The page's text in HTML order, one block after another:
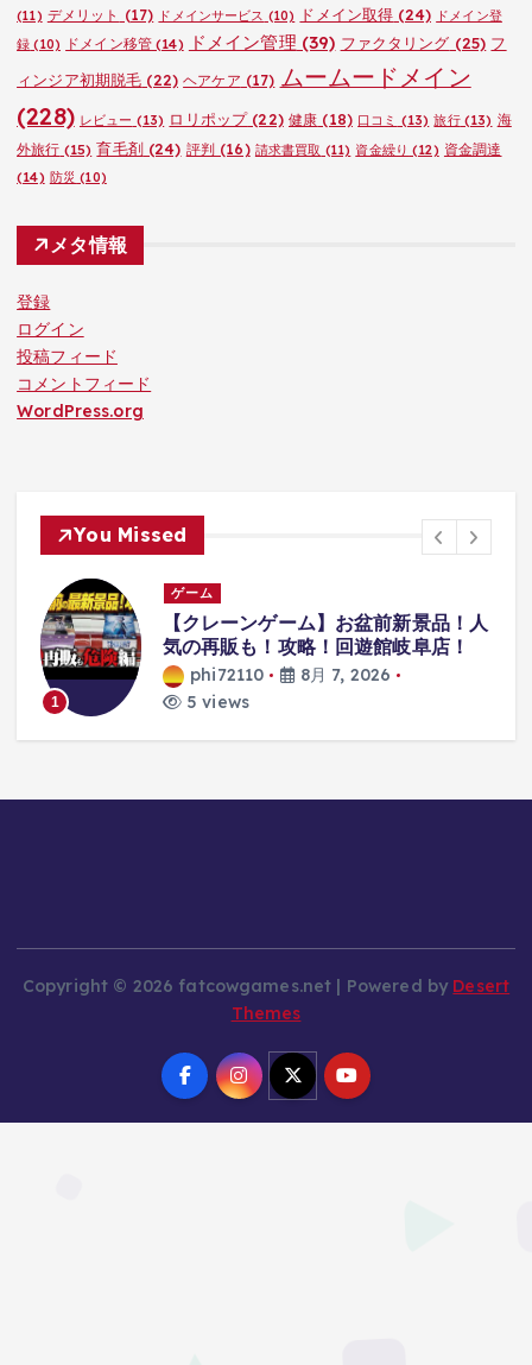
(11) デメリット (17) ドメインサービス (10) ドメイン取得 (24) ドメイン登
録 (10) ドメイン移管(14) ドメイン管理 (39) ファクタリング (25) フ
ィンジア初期脱毛 (22) ヘアケア (17) ムームードメイン
(228) レビュー (13) ロリポップ(22) 健康 (18) 口コミ (13) 旅行(13) 海
外旅行 (15) 育毛剤(24) 評判 (16) 請求書買取 (11) 資金繰り (12) 資金調達
(14) 防災 (10)
メタ情報
登録
ログイン
投稿フィード
コメントフィード
WordPress.org
You Missed
1
ゲーム
【クレーンゲーム】お盆前新景品！人
気の再販も！攻略！回遊館岐阜店！
phi72110
8月 7, 2026
5 views
Copyright © 2026 fatcowgames.net | Powered by Desert
Themes